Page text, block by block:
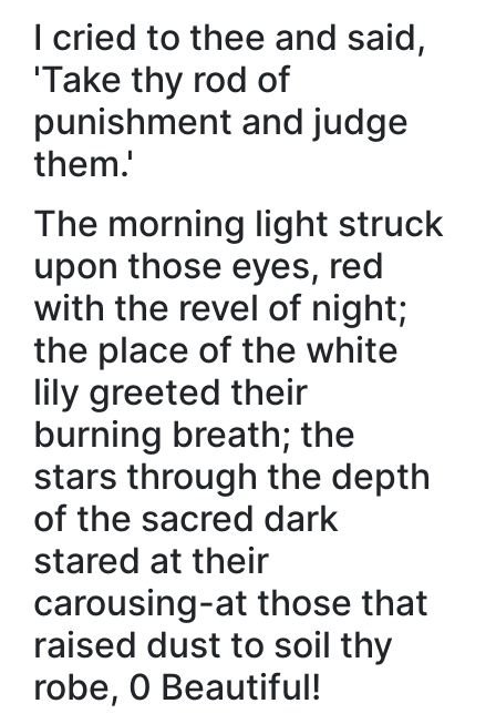
I cried to thee and said,
'Take thy rod of
punishment and judge
them.'
The morning light struck
upon those eyes, red
with the revel of night;
the place of the white
lily greeted their
burning breath; the
stars through the depth
of the sacred dark
stared at their
carousing-at those that
raised dust to soil thy
robe, 0 Beautiful!